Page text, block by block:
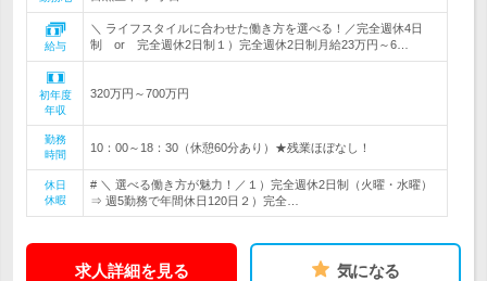
給与
＼ ライフスタイルに合わせた働き方を選べる！／完全週休4日
制 or 完全週休2日制１）完全週休2日制月給23万円～6…
初年度
年収
320万円～700万円
勤務
時間
10：00～18：30（休憩60分あり）★残業ほぼなし！
休日
休暇
# ＼ 選べる働き方が魅力！／１）完全週休2日制（火曜・水曜）
⇒ 週5勤務で年間休日120日２）完全…
求人詳細を見る 気になる